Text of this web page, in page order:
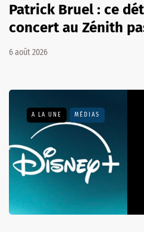
Patrick Bruel : ce
concert au Zénith
6 août 2026
A LA UNE MÉDIAS